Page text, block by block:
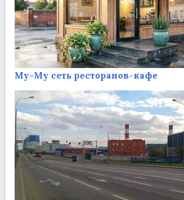
Му-Му сеть ресторанов-кафе